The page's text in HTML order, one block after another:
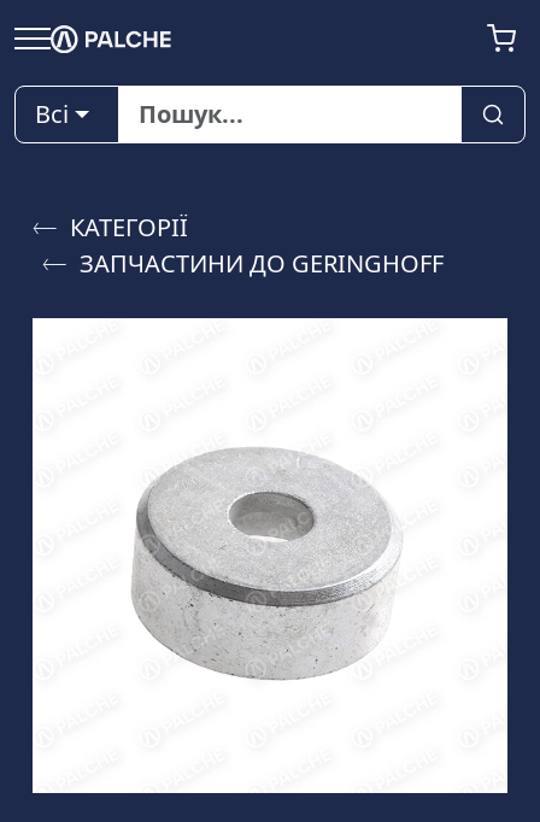
Всі
КАТЕГОРІЇ
ЗАПЧАСТИНИ ДО GERINGHOFF